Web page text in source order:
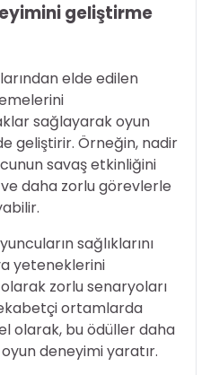
geliştirme
elde edilen
sağlayarak oyun
geliştirir. Örneğin, nadir
savaş etkinliğini
daha zorlu görevlerle
sağlıklarını
yeteneklerini
zorlu senaryoları
ortamlarda
olarak, bu ödüller daha
deneyimi yaratır.